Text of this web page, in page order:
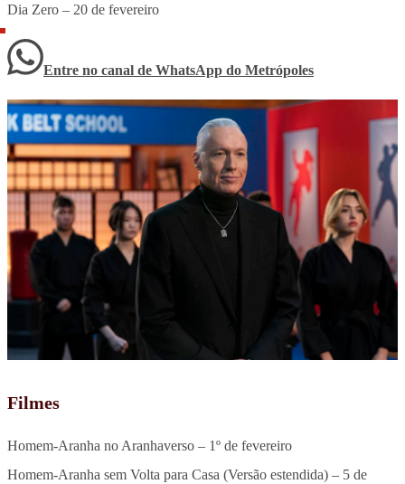
Dia Zero – 20 de fevereiro
Entre no canal de WhatsApp do Metrópoles
Filmes
Homem-Aranha no Aranhaverso – 1º de fevereiro
Homem-Aranha sem Volta para Casa (Versão estendida) – 5 de